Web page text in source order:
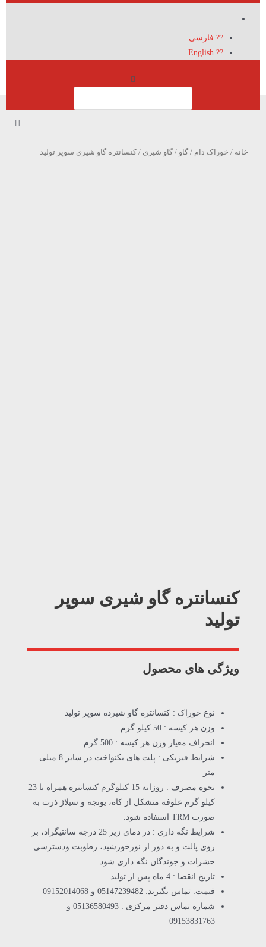
?? فارسی
?? English
خانه / خوراک دام / گاو / گاو شیری / کنسانتره گاو شیری سوپر تولید
کنسانتره گاو شیری سوپر
تولید
ویژگی های محصول
نوع خوراک : کنسانتره گاو شیرده سوپر تولید
وزن هر کیسه : 50 کیلو گرم
انحراف معیار وزن هر کیسه : 500 گرم
شرایط فیزیکی : پلت های یکنواخت در سایز 8 میلی
متر
نحوه مصرف : روزانه 15 کیلوگرم کنسانتره همراه با 23
کیلو گرم علوفه متشکل از کاه، یونجه و سیلاژ ذرت به
صورت TRM استفاده شود.
شرایط نگه داری : در دمای زیر 25 درجه سانتیگراد، بر
روی پالت و به دور از نورخورشید، رطوبت ودسترسی
حشرات و جوندگان نگه داری شود.
تاریخ انقضا : 4 ماه پس از تولید
قیمت: تماس بگیرید: 05147239482 و 09152014068
شماره تماس دفتر مرکزی : 05136580493 و
09153831763